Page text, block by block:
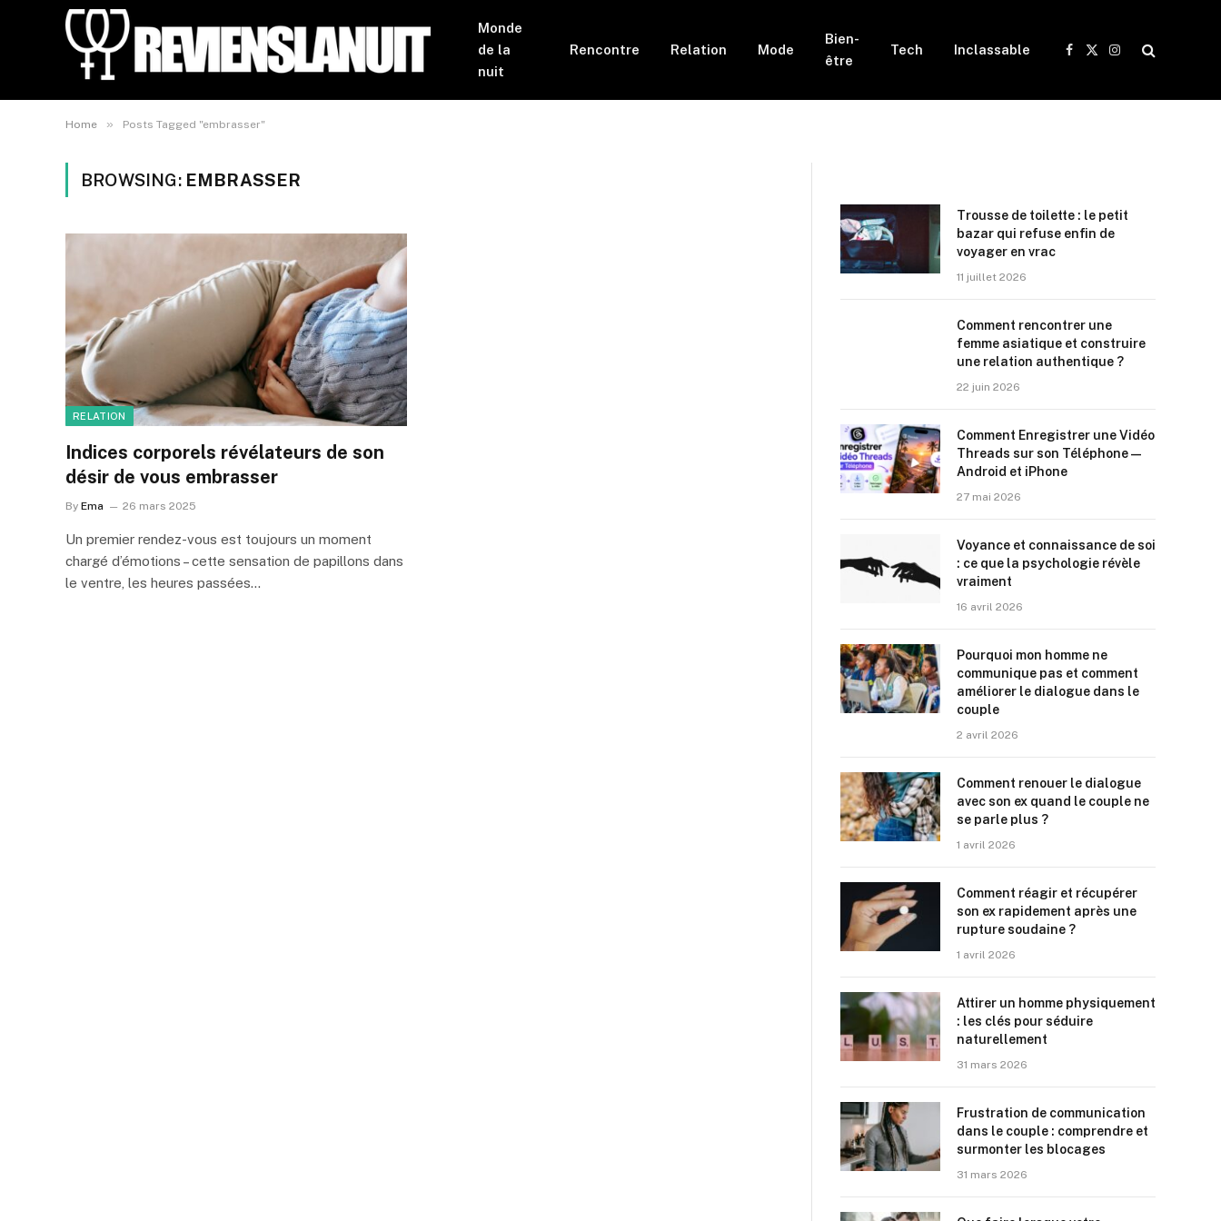
Monde
de la
nuit
Rencontre Relation Mode
Bien-
être
Tech Inclassable
Facebook
X
Instagram
Home » Posts Tagged "embrasser"
BROWSING: EMBRASSER
RELATION
Indices corporels révélateurs de son
désir de vous embrasser
By Ema 26 mars 2025
Un premier rendez-vous est toujours un moment
chargé d’émotions – cette sensation de papillons dans
le ventre, les heures passées…
Trousse de toilette : le petit
bazar qui refuse enfin de
voyager en vrac
11 juillet 2026
Comment rencontrer une
femme asiatique et construire
une relation authentique ?
22 juin 2026
Comment Enregistrer une Vidéo
Threads sur son Téléphone —
Android et iPhone
27 mai 2026
Voyance et connaissance de soi
: ce que la psychologie révèle
vraiment
16 avril 2026
Pourquoi mon homme ne
communique pas et comment
améliorer le dialogue dans le
couple
2 avril 2026
Comment renouer le dialogue
avec son ex quand le couple ne
se parle plus ?
1 avril 2026
Comment réagir et récupérer
son ex rapidement après une
rupture soudaine ?
1 avril 2026
Attirer un homme physiquement
: les clés pour séduire
naturellement
31 mars 2026
Frustration de communication
dans le couple : comprendre et
surmonter les blocages
31 mars 2026